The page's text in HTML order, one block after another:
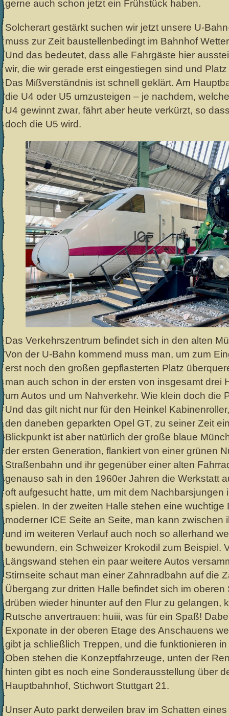
gerne auch schon jetzt ein Frühstück haben.
Solcherart gestärkt suchen wir jetzt unsere U-
muss zur Zeit baustellenbedingt im Bahnhof
Und das bedeutet, dass alle Fahrgäste hier
wir, die wir gerade erst eingestiegen sind und
Das Mißverständnis ist schnell geklärt. Am
die U4 oder U5 umzusteigen – je nachdem,
U4 gewinnt zwar, fährt aber heute verkürzt, so
doch die U5 wird.
Das Verkehrszentrum befindet sich in den alten
Von der U-Bahn kommend muss man, um zum
erst noch den großen gepflasterten Platz
man auch schon in der ersten von insgesamt drei
um Autos und um Nahverkehr. Wie klein doch die
Und das gilt nicht nur für den Heinkel
den daneben geparkten Opel GT, zu seiner Zeit
Blickpunkt ist aber natürlich der große blaue
der ersten Generation, flankiert von einer grünen
Straßenbahn und ihr gegenüber einer alten
genauso sah in den 1960er Jahren die Werkstatt
oft aufgesucht hatte, um mit dem Nachbarsjungen
spielen. In der zweiten Halle stehen eine wuchtige
moderner ICE Seite an Seite, man kann zwischen
und im weiteren Verlauf auch noch so allerhand
bewundern, ein Schweizer Krokodil zum Beispiel.
Längswand stehen ein paar weitere Autos
Stirnseite schaut man einer Zahnradbahn auf die
Übergang zur dritten Halle befindet sich im oberen
drüben wieder hinunter auf den Flur zu gelangen,
Rutsche anvertrauen: huiii, was für ein Spaß!
Exponate in der oberen Etage des Anschauens
gibt ja schließlich Treppen, und die funktionieren
Oben stehen die Konzeptfahrzeuge, unten der
hinten gibt es noch eine Sonderausstellung über
Hauptbahnhof, Stichwort Stuttgart 21.
Unser Auto parkt derweilen brav im Schatten